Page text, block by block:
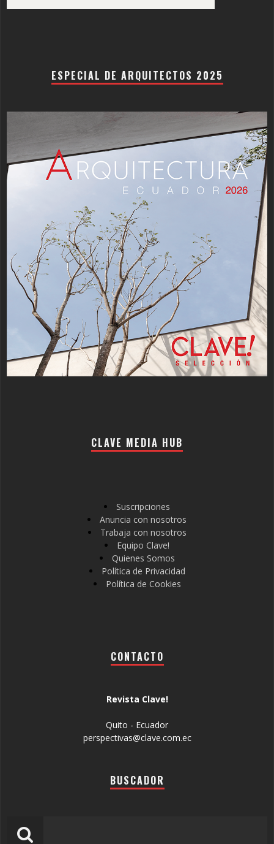
ESPECIAL DE ARQUITECTOS 2025
CLAVE MEDIA HUB
Suscripciones
Anuncia con nosotros
Trabaja con nosotros
Equipo Clave!
Quienes Somos
Política de Privacidad
Política de Cookies
CONTACTO
Revista Clave!
Quito - Ecuador
perspectivas@clave.com.ec
BUSCADOR